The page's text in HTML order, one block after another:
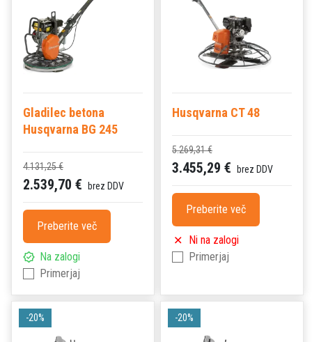
Gladilec betona
Husqvarna BG 245
4.131,25 €
2.539,70 € brez DDV
Preberite več
Na zalogi
Primerjaj
Husqvarna CT 48
5.269,31 €
3.455,29 € brez DDV
Preberite več
Ni na zalogi
Primerjaj
-20% -20%